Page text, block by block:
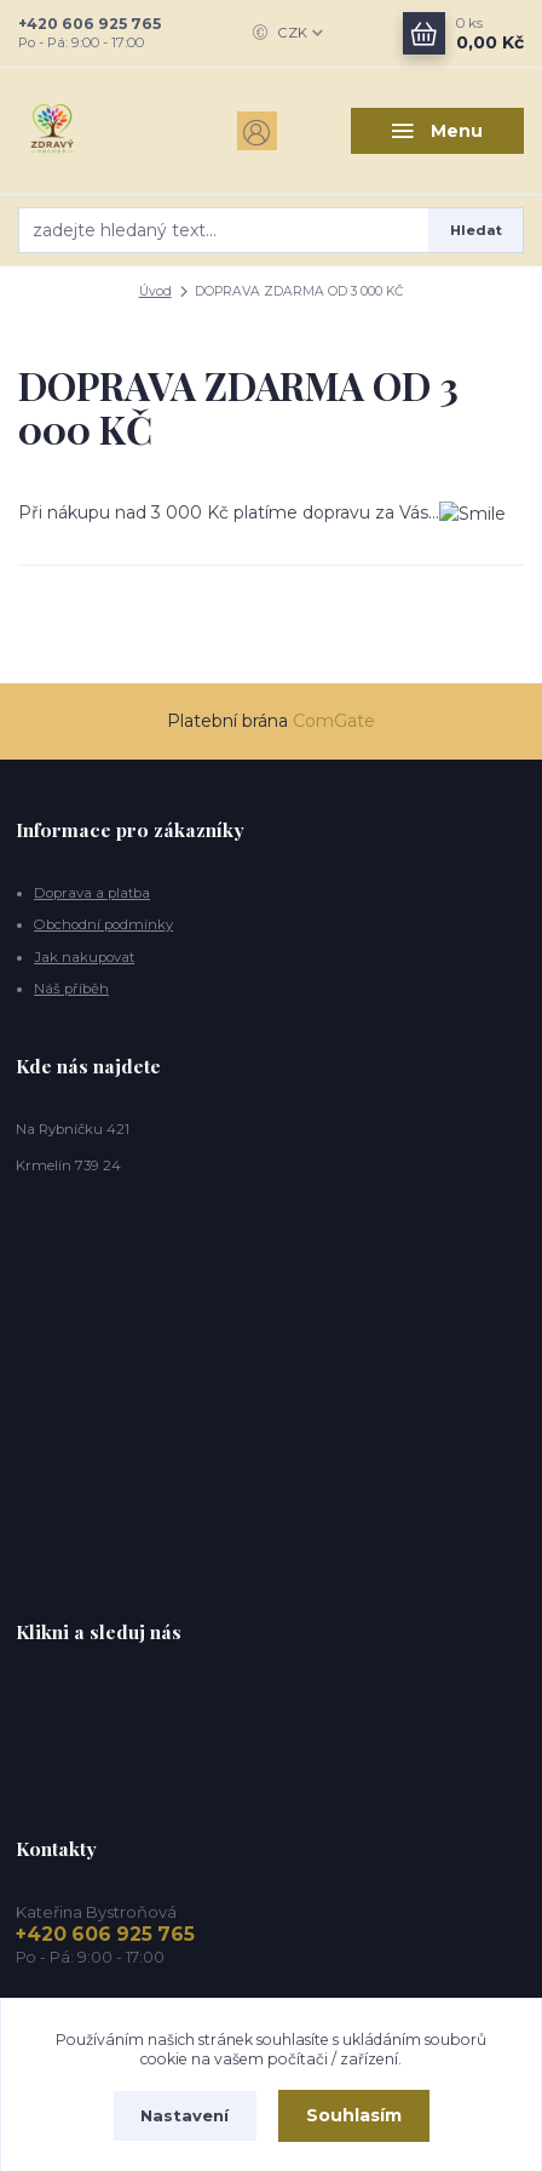
Menu
CZK
Hledat
+420 606 925 765
Po - Pá: 9:00 - 17:00
0 ks
0,00 Kč
Úvod DOPRAVA ZDARMA OD 3 000 KČ
DOPRAVA ZDARMA OD 3
000 KČ
Při nákupu nad 3 000 Kč platíme dopravu za Vás...
Platební brána ComGate
Informace pro zákazníky
Doprava a platba
Obchodní podmínky
Jak nakupovat
Náš příběh
Kde nás najdete
Na Rybníčku 421
Krmelín 739 24
Klikni a sleduj nás
Kontakty
Kateřina Bystroňová
+420 606 925 765
Po - Pá: 9:00 - 17:00
Používáním našich stránek souhlasíte s ukládáním souborů
cookie na vašem počítači / zařízení.
Nastavení Souhlasím